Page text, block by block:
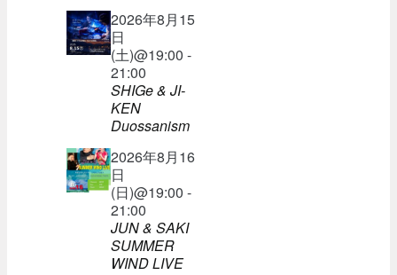
2026年8月15
日
(土)@19:00 -
21:00
SHIGe & JI-
KEN
Duossanism
2026年8月16
日
(日)@19:00 -
21:00
JUN & SAKI
SUMMER
WIND LIVE